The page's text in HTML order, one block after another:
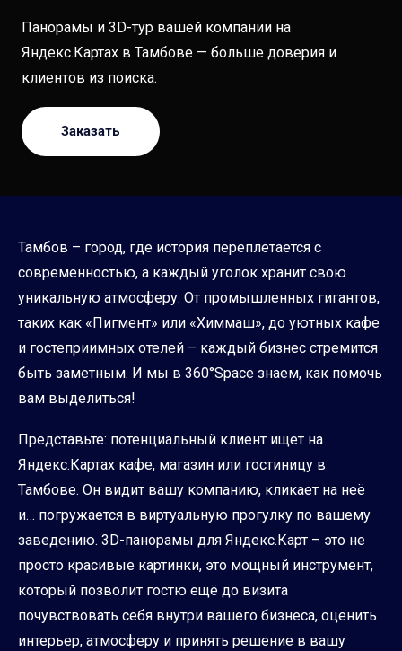
Панорамы и 3D-тур вашей компании на
Яндекс.Картах в Тамбове — больше доверия и
клиентов из поиска.
Заказать
Тамбов – город, где история переплетается с
современностью, а каждый уголок хранит свою
уникальную атмосферу. От промышленных гигантов,
таких как «Пигмент» или «Химмаш», до уютных кафе
и гостеприимных отелей – каждый бизнес стремится
быть заметным. И мы в 360°Space знаем, как помочь
вам выделиться!
Представьте: потенциальный клиент ищет на
Яндекс.Картах кафе, магазин или гостиницу в
Тамбове. Он видит вашу компанию, кликает на неё
и… погружается в виртуальную прогулку по вашему
заведению. 3D-панорамы для Яндекс.Карт – это не
просто красивые картинки, это мощный инструмент,
который позволит гостю ещё до визита
почувствовать себя внутри вашего бизнеса, оценить
интерьер, атмосферу и принять решение в вашу